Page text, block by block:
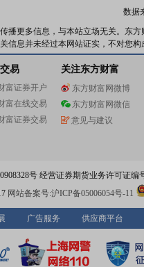
数据
播更多信息，与本站立场无关。东
信息并未经过本网站证实，不对您
易
富证券开户
富在线交易
富证券交易
关注东方财富
东方财富网微博
东方财富网微信
意见与建议
号 经营证券期货业务许可证编
网站备案号:沪ICP备05006054号-11
广告服务 供应商平台